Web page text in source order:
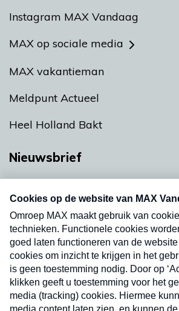
Instagram MAX Vandaag
MAX op sociale media
MAX vakantieman
Meldpunt Actueel
Heel Holland Bakt
Nieuwsbrief
nieuwsbrief. Elke vrijdag- en
uw mailbox.